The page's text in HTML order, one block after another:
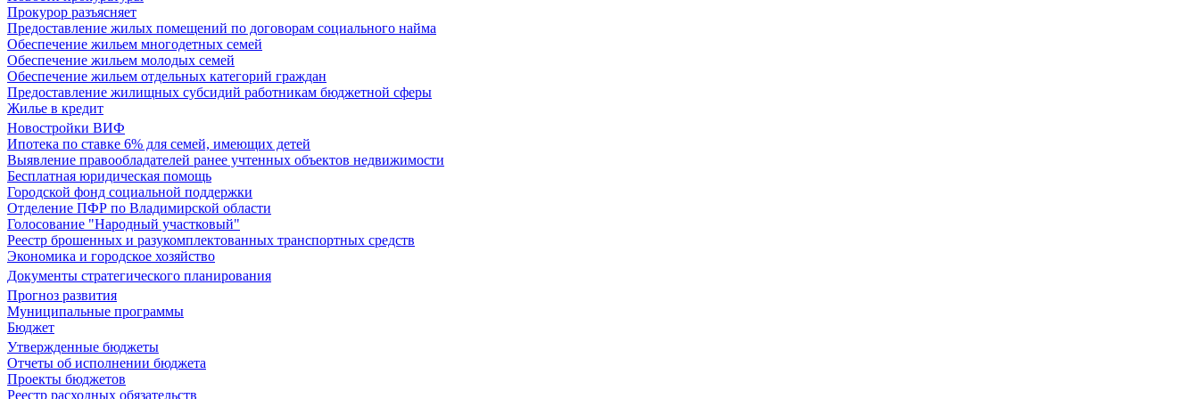
Прокурор разъясняет
Предоставление жилых помещений по договорам социального найма
Обеспечение жильем многодетных семей
Обеспечение жильем молодых семей
Обеспечение жильем отдельных категорий граждан
Предоставление жилищных субсидий работникам бюджетной сферы
Жилье в кредит
Новостройки ВИФ
Ипотека по ставке 6% для семей, имеющих детей
Выявление правообладателей ранее учтенных объектов недвижимости
Бесплатная юридическая помощь
Городской фонд социальной поддержки
Отделение ПФР по Владимирской области
Голосование "Народный участковый"
Реестр брошенных и разукомплектованных транспортных средств
Экономика и городское хозяйство
Документы стратегического планирования
Прогноз развития
Муниципальные программы
Бюджет
Утвержденные бюджеты
Отчеты об исполнении бюджета
Проекты бюджетов
Реестр расходных обязательств